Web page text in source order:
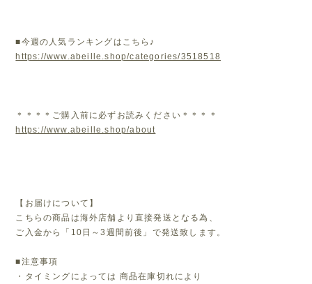
■今週の人気ランキングはこちら♪
https://www.abeille.shop/categories/3518518
＊＊＊＊ご購入前に必ずお読みください＊＊＊＊
https://www.abeille.shop/about
【お届けについて】
こちらの商品は海外店舗より直接発送となる為、
ご入金から「10日～3週間前後」で発送致します。
■注意事項
・タイミングによっては 商品在庫切れにより